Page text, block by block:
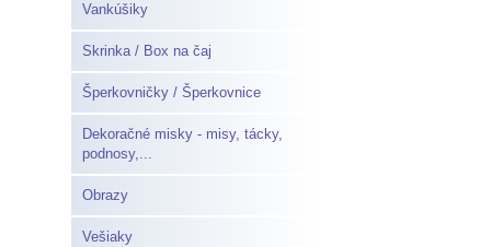
Vankúšiky
Skrinka / Box na čaj
Šperkovničky / Šperkovnice
Dekoračné misky - misy, tácky,
podnosy,...
Obrazy
Vešiaky